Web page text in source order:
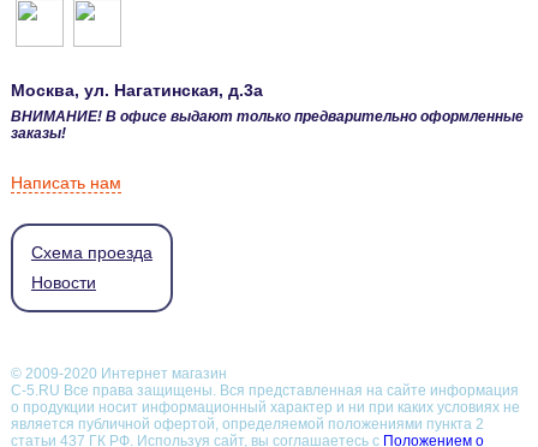
Москва, ул. Нагатинская, д.3а
ВНИМАНИЕ! В офисе выдают только предварительно оформленные
заказы!
Написать нам
Схема проезда
Новости
© 2009-2020 Интернет магазин
С-5.RU Все права защищены. Вся представленная на сайте информация
о продукции носит информационный характер и ни при каких условиях не
является публичной офертой, определяемой положениями пункта 2
статьи 437 ГК РФ.Используя сайт, вы соглашаетесь с Положением о